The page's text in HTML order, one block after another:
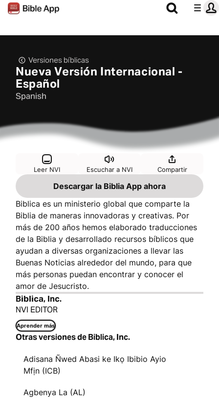
Versiones bíblicas
Nueva Versión Internacional -
Español
Spanish
Leer NVI Escuchar a NVI Compartir
Descargar la Biblia App ahora
Biblica es un ministerio global que comparte la
Biblia de maneras innovadoras y creativas. Por
más de 200 años hemos elaborado traducciones
de la Biblia y desarrollado recursos bíblicos que
ayudan a diversas organizaciones a llevar las
Buenas Noticias alrededor del mundo, para que
más personas puedan encontrar y conocer el
amor de Jesucristo.
Biblica, Inc.
NVI EDITOR
Aprender más
Otras versiones de Biblica, Inc.
Adisana Ñwed Abasi ke Ikọ Ibibio Ayio
Mfịn (ICB)
Agbenya La (AL)